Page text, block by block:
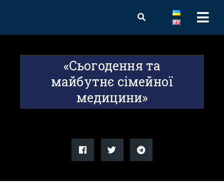
«Сьогодення та
майбутнє сімейної
медицини»